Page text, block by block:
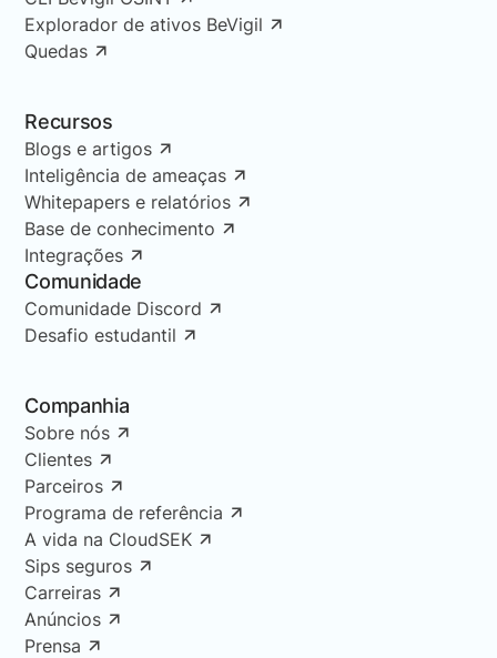
Explorador de ativos BeVigil
Quedas
Recursos
Blogs e artigos
Inteligência de ameaças
Whitepapers e relatórios
Base de conhecimento
Integrações
Comunidade
Comunidade Discord
Desafio estudantil
Companhia
Sobre nós
Clientes
Parceiros
Programa de referência
A vida na CloudSEK
Sips seguros
Carreiras
Anúncios
Prensa